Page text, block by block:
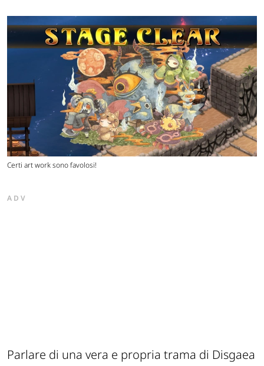
Certi art work sono favolosi!
ADV
Parlare di una vera e propria trama di Disgaea